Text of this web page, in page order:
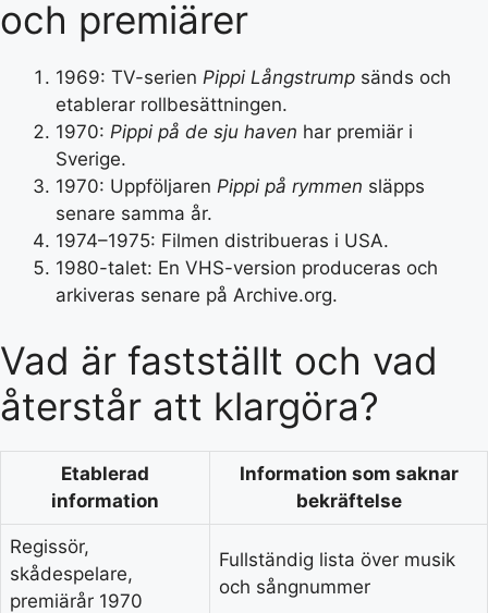
och premiärer
1969: TV-serien Pippi Långstrump sänds och
etablerar rollbesättningen.
1970: Pippi på de sju haven har premiär i
Sverige.
1970: Uppföljaren Pippi på rymmen släpps
senare samma år.
1974–1975: Filmen distribueras i USA.
1980-talet: En VHS-version produceras och
arkiveras senare på Archive.org.
Vad är fastställt och vad
återstår att klargöra?
Etablerad
information
Information som saknar
bekräftelse
Regissör,
skådespelare,
premiärår 1970
Fullständig lista över musik
och sångnummer